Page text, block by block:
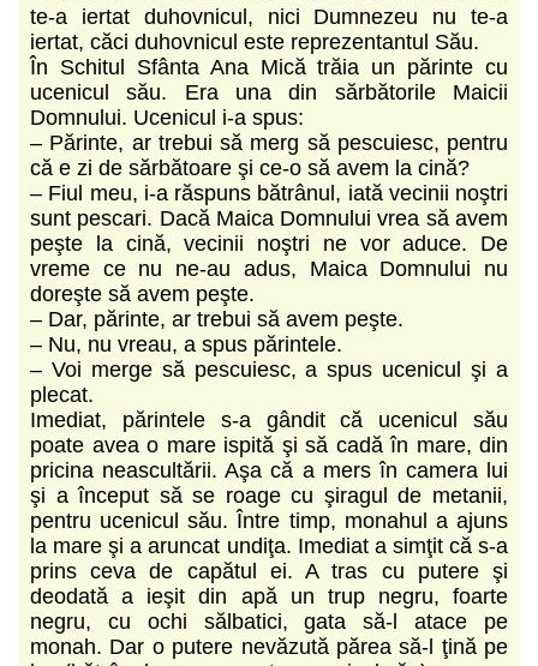
te-a iertat duhovnicul, nici Dumnezeu nu te-a
iertat, căci duhovnicul este reprezentantul Său.
În Schitul Sfânta Ana Mică trăia un părinte cu
ucenicul său. Era una din sărbătorile Maicii
Domnului. Ucenicul i-a spus:
– Părinte, ar trebui să merg să pescuiesc, pentru
că e zi de sărbătoare şi ce-o să avem la cină?
– Fiul meu, i-a răspuns bătrânul, iată vecinii noştri
sunt pescari. Dacă Maica Domnului vrea să avem
peşte la cină, vecinii noştri ne vor aduce. De
vreme ce nu ne-au adus, Maica Domnului nu
doreşte să avem peşte.
– Dar, părinte, ar trebui să avem peşte.
– Nu, nu vreau, a spus părintele.
– Voi merge să pescuiesc, a spus ucenicul şi a
plecat.
Imediat, părintele s-a gândit că ucenicul său
poate avea o mare ispită şi să cadă în mare, din
pricina neascultării. Aşa că a mers în camera lui
şi a început să se roage cu şiragul de metanii,
pentru ucenicul său. Între timp, monahul a ajuns
la mare şi a aruncat undiţa. Imediat a simţit că s-a
prins ceva de capătul ei. A tras cu putere şi
deodată a ieşit din apă un trup negru, foarte
negru, cu ochi sălbatici, gata să-l atace pe
monah. Dar o putere nevăzută părea să-l ţină pe